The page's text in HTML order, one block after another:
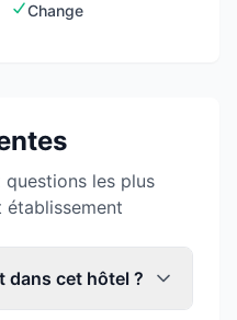
Change
questions les plus
dans cet hôtel ?